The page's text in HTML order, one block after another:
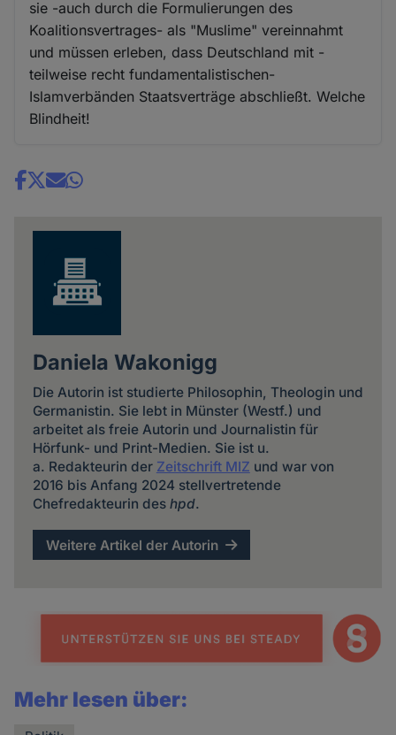
sie -auch durch die Formulierungen des
Koalitionsvertrages- als "Muslime" vereinnahmt
und müssen erleben, dass Deutschland mit -
teilweise recht fundamentalistischen-
Islamverbänden Staatsverträge abschließt. Welche
Blindheit!
Share
Daniela Wakonigg
Die Autorin ist studierte Philosophin, Theologin und
Germanistin. Sie lebt in Münster (Westf.) und
arbeitet als freie Autorin und Journalistin für
Hörfunk- und Print-Medien. Sie ist u.
a. Redakteurin der Zeitschrift MIZ und war von
2016 bis Anfang 2024 stellvertretende
Chefredakteurin des hpd.
Weitere Artikel der Autorin
Mehr lesen über: